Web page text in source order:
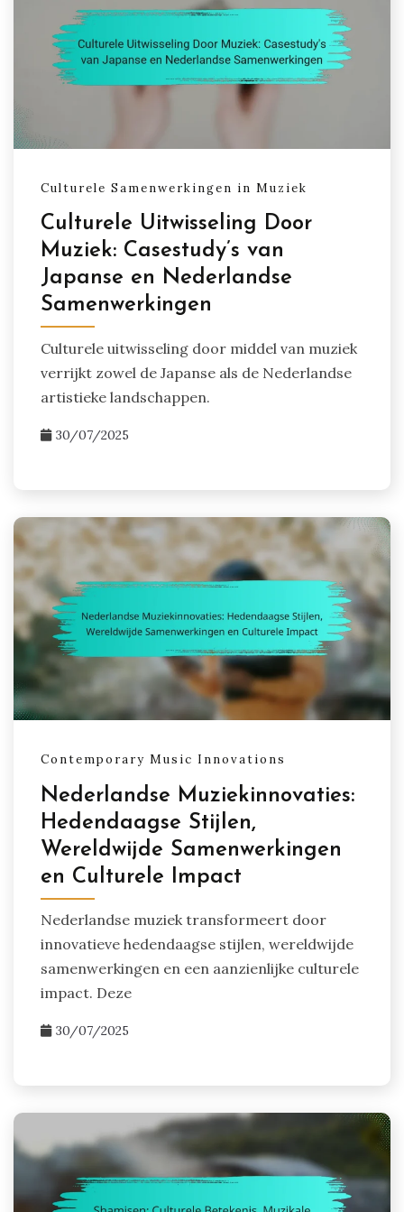
Trends in muziekgenres en hun culturele
betekenis
Culturele Samenwerkingen in Muziek
Culturele Uitwisseling Door
Muziek: Casestudy’s van
Japanse en Nederlandse
Samenwerkingen
Culturele uitwisseling door middel van muziek
verrijkt zowel de Japanse als de Nederlandse
artistieke landschappen.
30/07/2025
Contemporary Music Innovations
Nederlandse Muziekinnovaties:
Hedendaagse Stijlen,
Wereldwijde Samenwerkingen
en Culturele Impact
Nederlandse muziek transformeert door
innovatieve hedendaagse stijlen, wereldwijde
samenwerkingen en een aanzienlijke culturele
impact. Deze
30/07/2025